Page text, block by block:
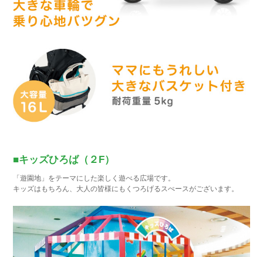
■キッズひろば（２F）
「遊園地」をテーマにした楽しく遊べる広場です。
キッズはもちろん、大人の皆様にもくつろげるスぺースがございます。